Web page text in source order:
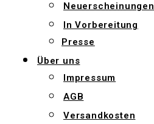
Neuerscheinungen
In Vorbereitung
Presse
Über uns
Impressum
AGB
Versandkosten